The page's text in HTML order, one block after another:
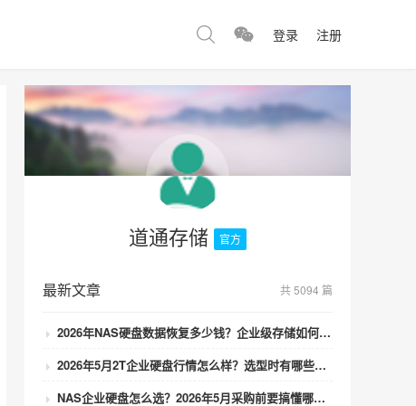
登录 注册
道通存储 官方
最新文章 共 5094 篇
2026年NAS硬盘数据恢复多少钱？企业级存储如何避免数据丢失风险？
2026年5月2T企业硬盘行情怎么样？选型时有哪些避坑技巧？
NAS企业硬盘怎么选？2026年5月采购前要搞懂哪些坑？